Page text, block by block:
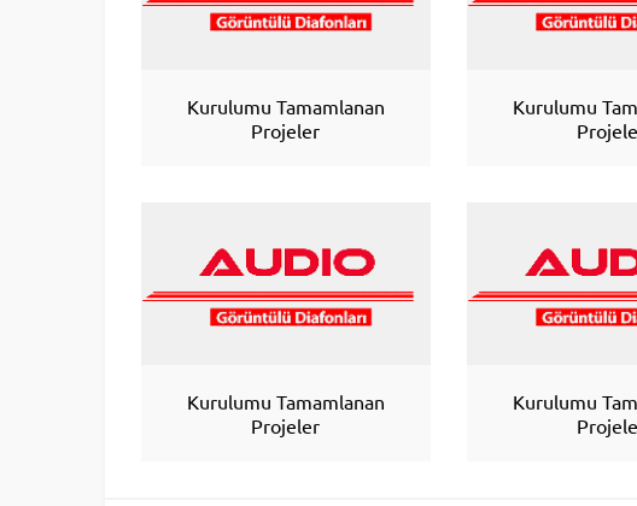
Kurulumu Tamamlanan
Projeler
Kurulumu
Kurulumu Tamamlanan
Projeler
Kurulumu